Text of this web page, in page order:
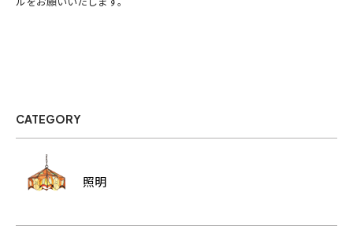
CATEGORY
照明